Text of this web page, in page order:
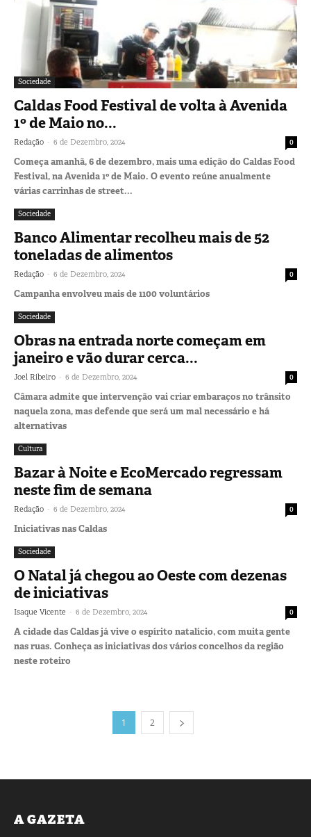
Sociedade
Caldas Food Festival de volta à Avenida
1º de Maio no...
Redação - 6 de Dezembro, 2024 0
Começa amanhã, 6 de dezembro, mais uma edição do Caldas Food
Festival, na Avenida 1º de Maio. O evento reúne anualmente
várias carrinhas de street...
Sociedade
Banco Alimentar recolheu mais de 52
toneladas de alimentos
Redação - 6 de Dezembro, 2024 0
Campanha envolveu mais de 1100 voluntários
Sociedade
Obras na entrada norte começam em
janeiro e vão durar cerca...
Joel Ribeiro - 6 de Dezembro, 2024 0
Câmara admite que intervenção vai criar embaraços no trânsito
naquela zona, mas defende que será um mal necessário e há
alternativas
Cultura
Bazar à Noite e EcoMercado regressam
neste fim de semana
Redação - 6 de Dezembro, 2024 0
Iniciativas nas Caldas
Sociedade
O Natal já chegou ao Oeste com dezenas
de iniciativas
Isaque Vicente - 6 de Dezembro, 2024 0
A cidade das Caldas já vive o espírito natalício, com muita gente
nas ruas. Conheça as iniciativas dos vários concelhos da região
neste roteiro
1 2
A GAZETA